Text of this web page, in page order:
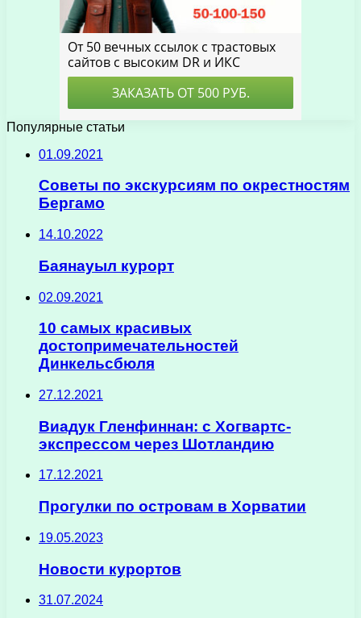
Популярные статьи
01.09.2021
Советы по экскурсиям по окрестностям
Бергамо
14.10.2022
Баянауыл курорт
02.09.2021
10 самых красивых
достопримечательностей
Динкельсбюля
27.12.2021
Виадук Гленфиннан: с Хогвартс-
экспрессом через Шотландию
17.12.2021
Прогулки по островам в Хорватии
19.05.2023
Новости курортов
31.07.2024